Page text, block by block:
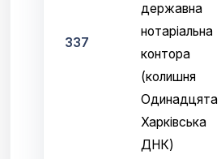
337
державна
нотаріальна
контора
(колишня
Одинадцята
Харківська
ДНК)